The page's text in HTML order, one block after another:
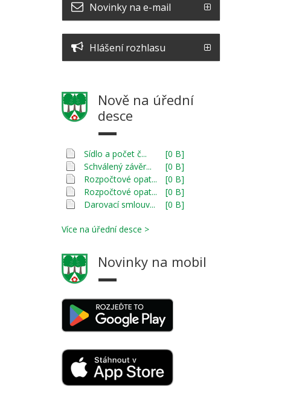
Novinky na e-mail
Hlášení rozhlasu
Nově na úřední
desce
Sídlo a počet č...
[0 B]
Schválený závěr...
[0 B]
Rozpočtové opat...
[0 B]
Rozpočtové opat...
[0 B]
Darovací smlouv...
[0 B]
Více na úřední desce >
Novinky na mobil